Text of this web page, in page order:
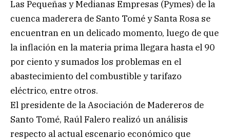
Las Pequeñas y Medianas Empresas (Pymes) de la
cuenca maderera de Santo Tomé y Santa Rosa se
encuentran en un delicado momento, luego de que
la inflación en la materia prima llegara hasta el 90
por ciento y sumados los problemas en el
abastecimiento del combustible y tarifazo
eléctrico, entre otros.
El presidente de la Asociación de Madereros de
Santo Tomé, Raúl Falero realizó un análisis
respecto al actual escenario económico que